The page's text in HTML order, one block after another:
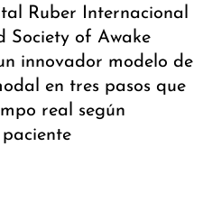
Ruber Internacional
Society of Awake
innovador modelo de
en tres pasos que
real según